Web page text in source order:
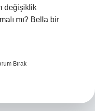
değişiklik
mı? Bella bir
Bırak